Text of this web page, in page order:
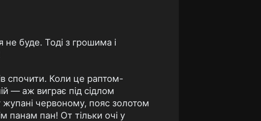
буде. Тоді з грошима і
спочити. Коли це раптом-
— аж виграє під сідлом
червоному, пояс золотом
панам пан! От тільки очі у